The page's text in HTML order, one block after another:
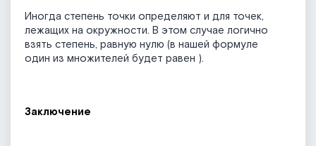
Иногда степень точки определяют и для точек,
лежащих на окружности. В этом случае логично
взять степень, равную нулю (в нашей формуле
один из множителей будет равен ).
Заключение